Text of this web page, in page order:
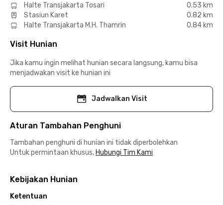
Halte Transjakarta Tosari
0.53 km
Stasiun Karet
0.82 km
Halte Transjakarta M.H. Thamrin
0.84 km
Visit Hunian
Jika kamu ingin melihat hunian secara langsung, kamu bisa
menjadwakan visit ke hunian ini
Jadwalkan Visit
Aturan Tambahan Penghuni
Tambahan penghuni di hunian ini tidak diperbolehkan
Untuk permintaan khusus, Hubungi Tim Kami
Kebijakan Hunian
Ketentuan